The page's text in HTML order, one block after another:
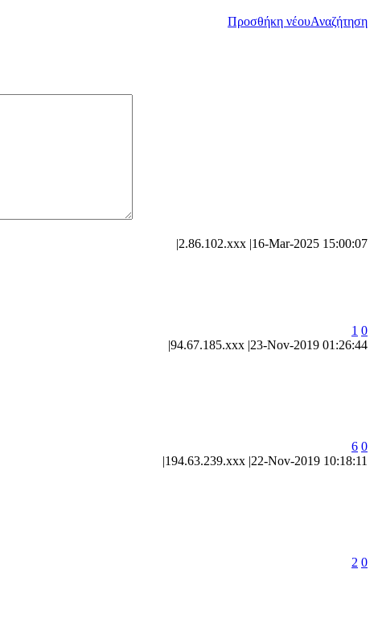
Προσθήκη νέουΑναζήτηση
|2.86.102.xxx |16-Mar-2025 15:00:07
1 0
|94.67.185.xxx |23-Nov-2019 01:26:44
6 0
|194.63.239.xxx |22-Nov-2019 10:18:11
2 0